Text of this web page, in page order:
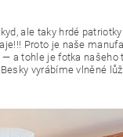
ale taky hrdé
Proto je naše
a tohle je fotka našeho
vyrábíme vlněné